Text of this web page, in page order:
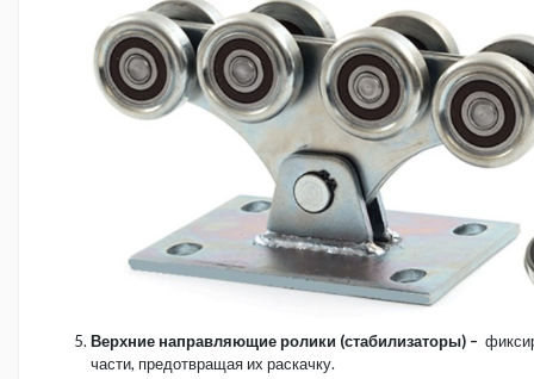
Верхние направляющие ролики (стабилизаторы) –
части, предотвращая их раскачку.